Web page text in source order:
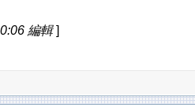
編輯]